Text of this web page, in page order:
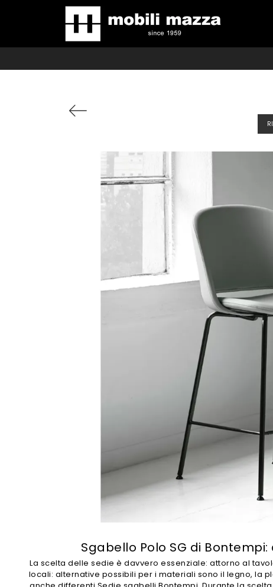
Sgabello Polo SG di
La scelta delle sedie è davvero essenziale: attorno al
locali: alternative possibili per i materiali sono il legno, la